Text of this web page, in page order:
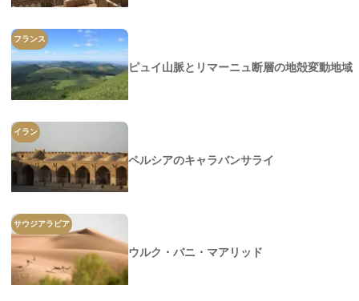
フランス
ピュイ山脈とリマーニュ断層の地殻変動地域
イラン
ペルシアのキャラバンサライ
サウジアラビア
ウルク・バニ・マアリッド